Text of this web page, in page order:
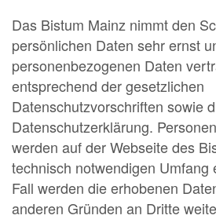
Das Bistum Mainz nimmt den
persönlichen Daten sehr ernst
personenbezogenen Daten
entsprechend der gesetzlichen
Datenschutzvorschriften sowie
Datenschutzerklärung.
werden auf der Webseite des
technisch notwendigen Umfang
Fall werden die erhobenen
anderen Gründen an Dritte